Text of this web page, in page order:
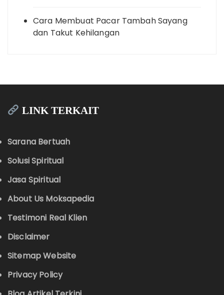
Cara Membuat Pacar Tambah Sayang
dan Takut Kehilangan
LINK TERKAIT
Sarana Bertuah
Solusi Spiritual
Jasa Spiritual
About Us Moksapedia
Testimoni Real Klien
Disclaimer
Sitemap Website
Privacy Policy